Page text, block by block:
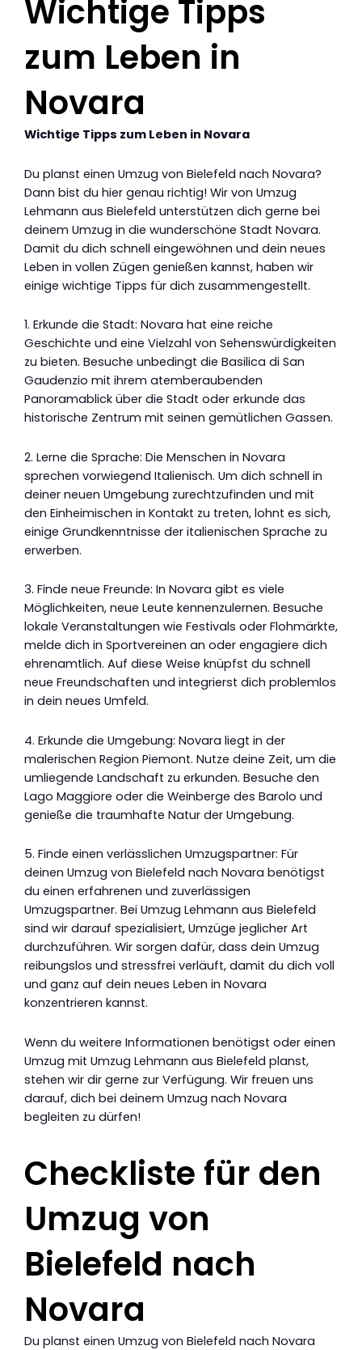
Wichtige Tipps
zum Leben in
Novara
Wichtige Tipps zum Leben in Novara
Du planst einen Umzug von Bielefeld nach Novara?
Dann bist du hier genau richtig! Wir von Umzug
Lehmann aus Bielefeld unterstützen dich gerne bei
deinem Umzug in die wunderschöne Stadt Novara.
Damit du dich schnell eingewöhnen und dein neues
Leben in vollen Zügen genießen kannst, haben wir
einige wichtige Tipps für dich zusammengestellt.
1. Erkunde die Stadt: Novara hat eine reiche
Geschichte und eine Vielzahl von Sehenswürdigkeiten
zu bieten. Besuche unbedingt die Basilica di San
Gaudenzio mit ihrem atemberaubenden
Panoramablick über die Stadt oder erkunde das
historische Zentrum mit seinen gemütlichen Gassen.
2. Lerne die Sprache: Die Menschen in Novara
sprechen vorwiegend Italienisch. Um dich schnell in
deiner neuen Umgebung zurechtzufinden und mit
den Einheimischen in Kontakt zu treten, lohnt es sich,
einige Grundkenntnisse der italienischen Sprache zu
erwerben.
3. Finde neue Freunde: In Novara gibt es viele
Möglichkeiten, neue Leute kennenzulernen. Besuche
lokale Veranstaltungen wie Festivals oder Flohmärkte,
melde dich in Sportvereinen an oder engagiere dich
ehrenamtlich. Auf diese Weise knüpfst du schnell
neue Freundschaften und integrierst dich problemlos
in dein neues Umfeld.
4. Erkunde die Umgebung: Novara liegt in der
malerischen Region Piemont. Nutze deine Zeit, um die
umliegende Landschaft zu erkunden. Besuche den
Lago Maggiore oder die Weinberge des Barolo und
genieße die traumhafte Natur der Umgebung.
5. Finde einen verlässlichen Umzugspartner: Für
deinen Umzug von Bielefeld nach Novara benötigst
du einen erfahrenen und zuverlässigen
Umzugspartner. Bei Umzug Lehmann aus Bielefeld
sind wir darauf spezialisiert, Umzüge jeglicher Art
durchzuführen. Wir sorgen dafür, dass dein Umzug
reibungslos und stressfrei verläuft, damit du dich voll
und ganz auf dein neues Leben in Novara
konzentrieren kannst.
Wenn du weitere Informationen benötigst oder einen
Umzug mit Umzug Lehmann aus Bielefeld planst,
stehen wir dir gerne zur Verfügung. Wir freuen uns
darauf, dich bei deinem Umzug nach Novara
begleiten zu dürfen!
Checkliste für den
Umzug von
Bielefeld nach
Novara
Du planst einen Umzug von Bielefeld nach Novara